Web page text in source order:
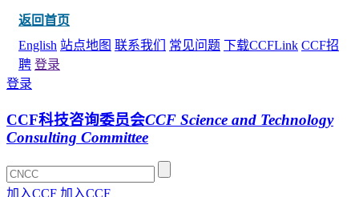
返回首页
English 站点地图 联系我们 常见问题 下载CCFLink CCF招
聘 登录
登录
CCF科技咨询委员会CCF Science and Technology
Consulting Committee
加入CCF 加入CCF